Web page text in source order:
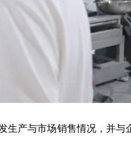
产与市场销售情况，并与